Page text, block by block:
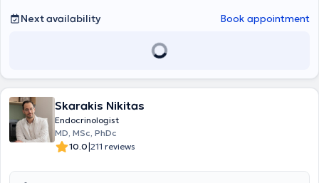
Next availability
Book appointment
Skarakis Nikitas
Endocrinologist
MD, MSc, PhDc
10.0|211 reviews